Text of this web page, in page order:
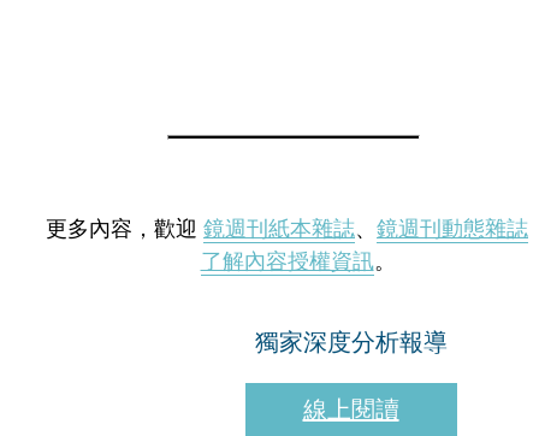
更多內容，歡迎 鏡週刊紙本雜誌、 鏡週刊動態雜誌
了解內容授權資訊。
獨家深度分析報導
線上閱讀